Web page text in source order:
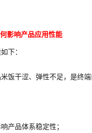
影响产品应用性能
下：
饭干涩、弹性不足，是终端
产品体系稳定性；